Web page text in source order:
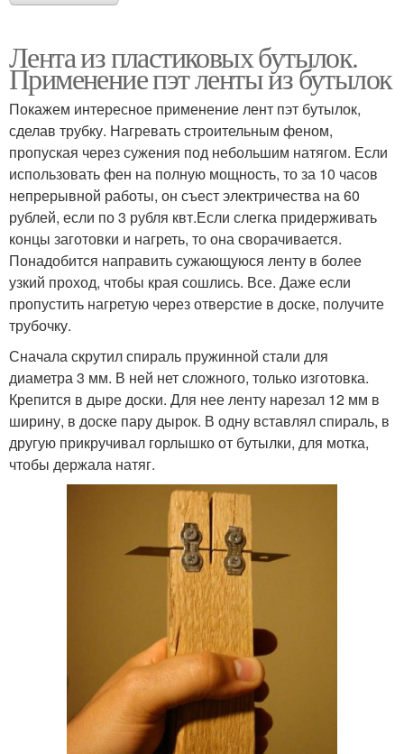
Лента из пластиковых бутылок.
Применение пэт ленты из бутылок
Покажем интересное применение лент пэт бутылок,
сделав трубку. Нагревать строительным феном,
пропуская через сужения под небольшим натягом. Если
использовать фен на полную мощность, то за 10 часов
непрерывной работы, он съест электричества на 60
рублей, если по 3 рубля квт.Если слегка придерживать
концы заготовки и нагреть, то она сворачивается.
Понадобится направить сужающуюся ленту в более
узкий проход, чтобы края сошлись. Все. Даже если
пропустить нагретую через отверстие в доске, получите
трубочку.
Сначала скрутил спираль пружинной стали для
диаметра 3 мм. В ней нет сложного, только изготовка.
Крепится в дыре доски. Для нее ленту нарезал 12 мм в
ширину, в доске пару дырок. В одну вставлял спираль, в
другую прикручивал горлышко от бутылки, для мотка,
чтобы держала натяг.